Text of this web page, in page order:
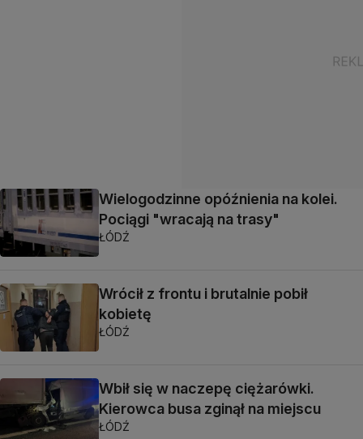
Wielogodzinne opóźnienia na kolei.
Pociągi "wracają na trasy"
ŁÓDŹ
Wrócił z frontu i brutalnie pobił
kobietę
ŁÓDŹ
Wbił się w naczepę ciężarówki.
Kierowca busa zginął na miejscu
ŁÓDŹ